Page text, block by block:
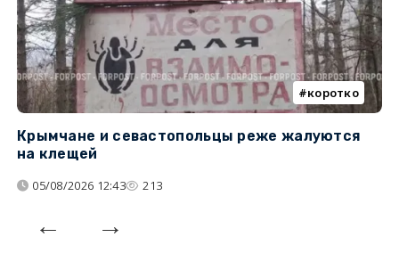
коротко
Крымчане и севастопольцы реже жалуются
на клещей
05/08/2026 12:43 213